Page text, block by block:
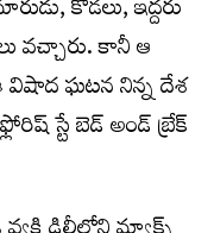
కోడ‌లు, ఇద్ద‌రు
వ‌చ్చారు. కానీ ఆ
ఘ‌ట‌న నిన్న దేశ
స్టే బెడ్ అండ్ బ్రేక్